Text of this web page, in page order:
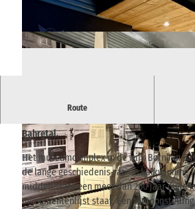
© TVSSW, Emily Wolf |CC-BY
Route
Historische kalkoven, lichtspoorbaan en
Bahretal.
Het museumcomplex in de wijk Borna in
de lange geschiedenis van de kalkwinning
midden staat een meer dan 200 jaar oude
monumentenlijst staat. Een tentoonstelling